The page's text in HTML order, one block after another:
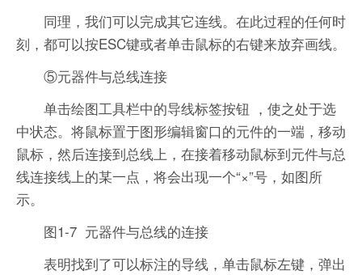
同理，我们可以完成其它连线。在此过程的任何时
刻，都可以按ESC键或者单击鼠标的右键来放弃画线。
⑤元器件与总线连接
单击绘图工具栏中的导线标签按钮 ，使之处于选
中状态。将鼠标置于图形编辑窗口的元件的一端，移动
鼠标，然后连接到总线上，在接着移动鼠标到元件与总
线连接线上的某一点，将会出现一个“×”号，如图所
示。
图1-7 元器件与总线的连接
表明找到了可以标注的导线，单击鼠标左键，弹出